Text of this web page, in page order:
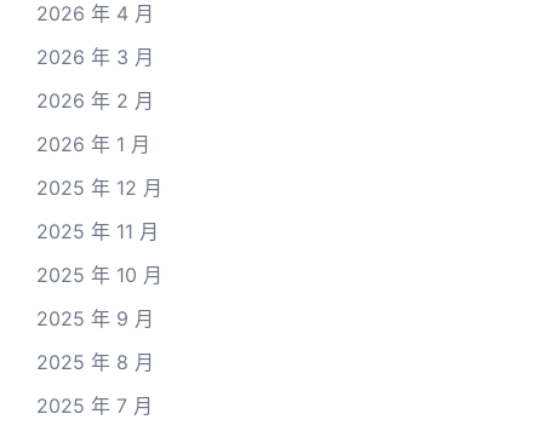
2026 年 4 月
2026 年 3 月
2026 年 2 月
2026 年 1 月
2025 年 12 月
2025 年 11 月
2025 年 10 月
2025 年 9 月
2025 年 8 月
2025 年 7 月